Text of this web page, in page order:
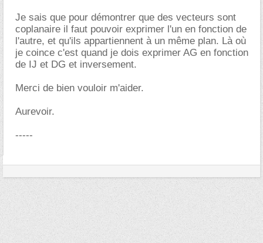
Je sais que pour démontrer que des vecteurs sont
coplanaire il faut pouvoir exprimer l'un en fonction de
l'autre, et qu'ils appartiennent à un même plan. Là où
je coince c'est quand je dois exprimer AG en fonction
de IJ et DG et inversement.
Merci de bien vouloir m'aider.
Aurevoir.
-----